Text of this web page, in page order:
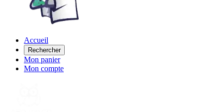
Accueil
Rechercher
Mon panier
Mon compte